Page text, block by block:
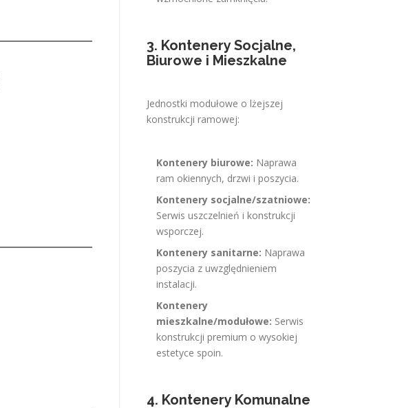
3. Kontenery Socjalne,
Biurowe i Mieszkalne
Jednostki modułowe o lżejszej
konstrukcji ramowej:
Kontenery biurowe: Naprawa
ram okiennych, drzwi i poszycia.
Kontenery socjalne/szatniowe:
Serwis uszczelnień i konstrukcji
wsporczej.
Kontenery sanitarne: Naprawa
poszycia z uwzględnieniem
instalacji.
Kontenery
mieszkalne/modułowe: Serwis
konstrukcji premium o wysokiej
estetyce spoin.
4. Kontenery Komunalne